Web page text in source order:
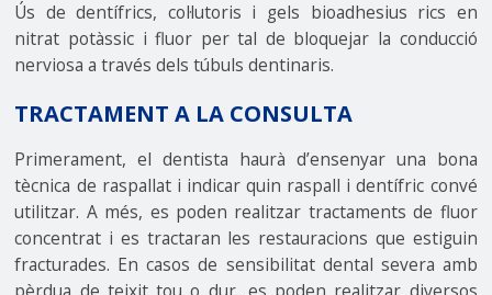
Ús de dentífrics, col·lutoris i gels bioadhesius rics en
nitrat potàssic i fluor per tal de bloquejar la conducció
nerviosa a través dels túbuls dentinaris.
TRACTAMENT A LA CONSULTA
Primerament, el dentista haurà d’ensenyar una bona
tècnica de raspallat i indicar quin raspall i dentífric convé
utilitzar. A més, es poden realitzar tractaments de fluor
concentrat i es tractaran les restauracions que estiguin
fracturades. En casos de sensibilitat dental severa amb